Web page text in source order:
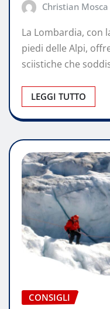
Christian Mosca
La Lombardia, con
piedi delle Alpi,
sciistiche che
LEGGI TUTTO
CONSIGLI